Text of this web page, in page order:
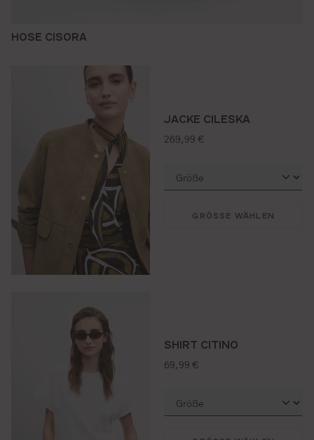
HOSE CISORA
JACKE CILESKA
regulärer preis:
269,99 €
GRÖSSE WÄHLEN
SHIRT CITINO
regulärer preis:
69,99 €